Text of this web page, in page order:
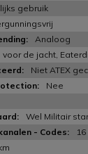
gebruik
Analoog
voor de jacht,
Niet ATEX
Nee
Wel Militair